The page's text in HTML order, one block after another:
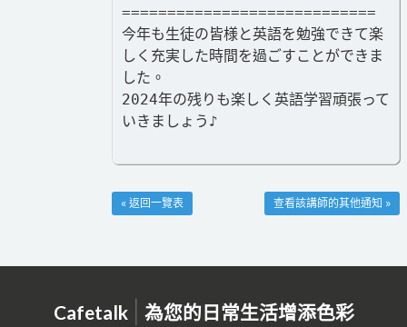
============================
今年も生徒の皆様と英語を勉強できて楽
しく充実した時間を過ごすことができま
した。
2024年の残りも楽しく英語学習頑張って
いきましょう♪
查看該講師的其他通知 »
« 返回一覽表
Cafetalk | 為您的日常生活增添色彩